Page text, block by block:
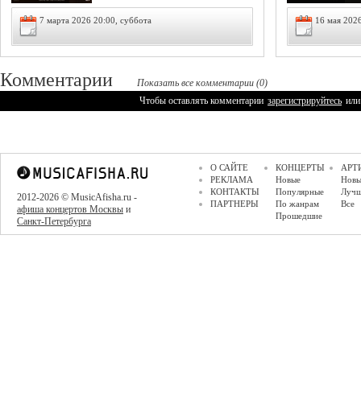
7 марта 2026 20:00, суббота 16 мая
Комментарии
Показать все комментарии (0)
Чтобы оставлять комментарии зарегистрируйтесь или
2012-2026 © MusicAfisha.ru -
афиша концертов Москвы и
Санкт-Петербурга
О САЙТЕ
РЕКЛАМА
КОНТАКТЫ
ПАРТНЕРЫ
КОНЦЕРТЫ
Новые
Популярные
По жанрам
Прошедшие
Все